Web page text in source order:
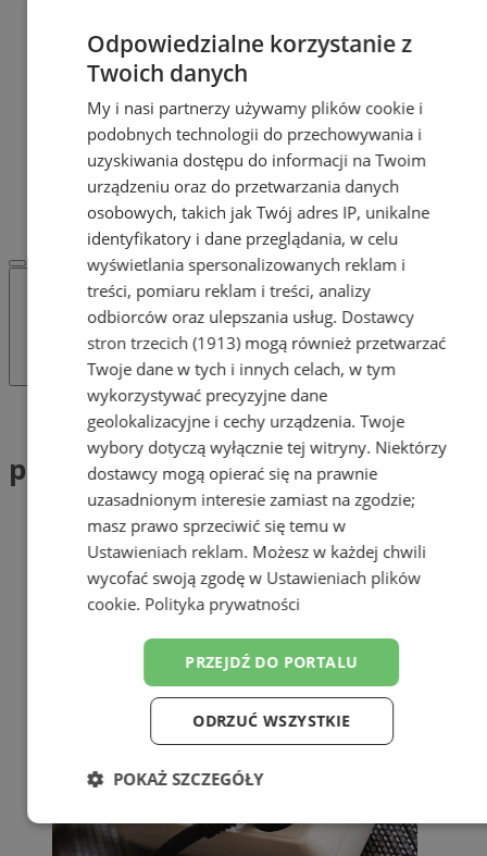
OGŁOSZENIA
OGŁOSZENIA
Dodaj ogłoszenie
POLECAMY
Protocol IT
Pracuj.pl - praca w Zabrzu
Praca Zabrze
REKLAMA
WSPÓŁPRACA
Tag: planowane wyłączenia
planowane wyłączenia (1)
Odpowiedzialne korzystanie z
Twoich danych
My i nasi partnerzy używamy plików cookie i
podobnych technologii do przechowywania i
uzyskiwania dostępu do informacji na Twoim
urządzeniu oraz do przetwarzania danych
osobowych, takich jak Twój adres IP, unikalne
identyfikatory i dane przeglądania, w celu
wyświetlania spersonalizowanych reklam i
treści, pomiaru reklam i treści, analizy
odbiorców oraz ulepszania usług. Dostawcy
stron trzecich (1913)mogą również przetwarzać
Twoje dane w tych i innych celach, w tym
wykorzystywać precyzyjne dane
geolokalizacyjne i cechy urządzenia. Twoje
wybory dotyczą wyłącznie tej witryny. Niektórzy
dostawcy mogą opierać się na prawnie
uzasadnionym interesie zamiast na zgodzie;
masz prawo sprzeciwić się temu w
Ustawieniach reklam. Możesz w każdej chwili
wycofać swoją zgodę w Ustawieniach plików
cookie. Polityka prywatności
PRZEJDŹ DO PORTALU
ODRZUĆ WSZYSTKIE
POKAŻ SZCZEGÓŁY
Niezbędne Wydajność Targetowanie